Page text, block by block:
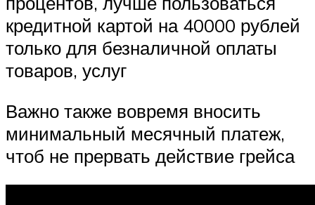
кредитной картой на 40000 рублей
только для безналичной оплаты
товаров, услуг
Важно также вовремя вносить
минимальный месячный платеж,
чтоб не прервать действие грейса